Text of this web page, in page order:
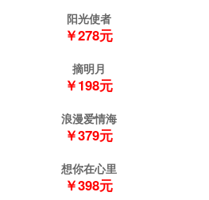
阳光使者
￥278元
摘明月
￥198元
浪漫爱情海
￥379元
想你在心里
￥398元